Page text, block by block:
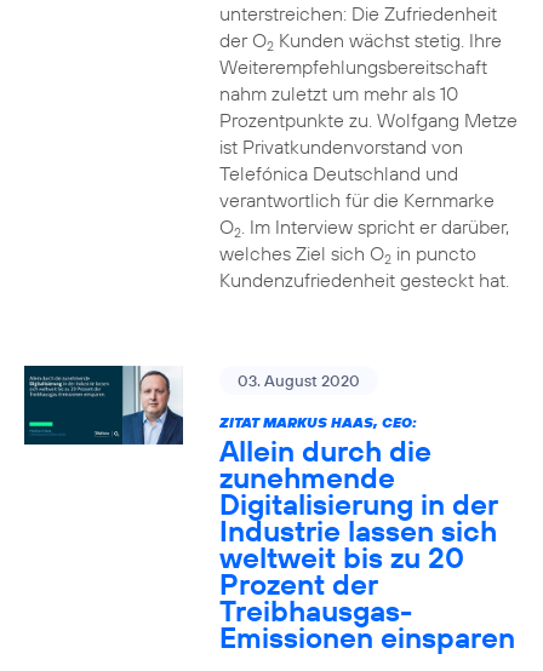
unterstreichen: Die Zufriedenheit
der O2Kunden wächst stetig. Ihre
Weiterempfehlungsbereitschaft
nahm zuletzt um mehr als 10
Prozentpunkte zu. Wolfgang Metze
ist Privatkundenvorstand von
Telefónica Deutschland und
verantwortlich für die Kernmarke
O2. Im Interview spricht er darüber,
welches Ziel sich O2in puncto
Kundenzufriedenheit gesteckt hat.
03. August 2020
ZITAT MARKUS HAAS, CEO:
Allein durch die
zunehmende
Digitalisierung in der
Industrie lassen sich
weltweit bis zu 20
Prozent der
Treibhausgas-
Emissionen einsparen